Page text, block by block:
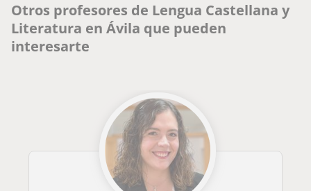
Otros profesores de Lengua Castellana y
Literatura en Ávila que pueden
interesarte